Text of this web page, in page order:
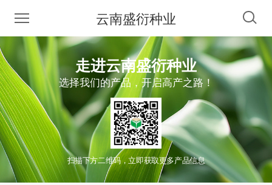
云南盛衍种业
走进云南盛衍种业
选择我们的产品，开启高产之路！
扫描下方二维码，立即获取更多产品信息